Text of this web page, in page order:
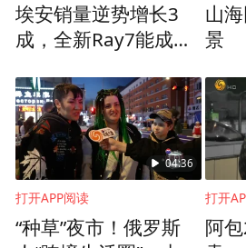
埃安销量逆势增长3
成，全新Ray7能成下
山
景
04:36
打开APP阅读
“种草”夜市！俄罗斯
打开
阿